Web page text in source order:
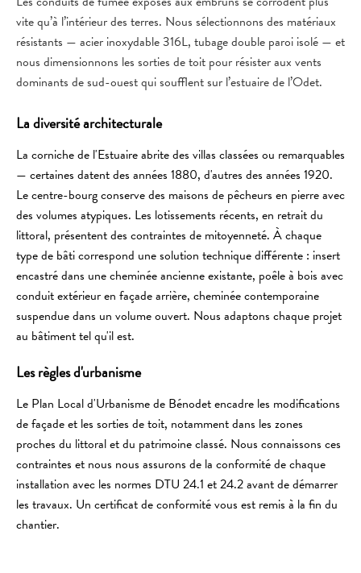
vite qu’à l’intérieur des terres. Nous sélectionnons des matériaux
résistants — acier inoxydable 316L, tubage double paroi isolé — et
nous dimensionnons les sorties de toit pour résister aux vents
dominants de sud-ouest qui soufflent sur l’estuaire de l’Odet.
La diversité architecturale
La corniche de l'Estuaire abrite des villas classées ou remarquables
— certaines datent des années 1880, d'autres des années 1920.
Le centre-bourg conserve des maisons de pêcheurs en pierre avec
des volumes atypiques. Les lotissements récents, en retrait du
littoral, présentent des contraintes de mitoyenneté. À chaque
type de bâti correspond une solution technique différente : insert
encastré dans une cheminée ancienne existante, poêle à bois avec
conduit extérieur en façade arrière, cheminée contemporaine
suspendue dans un volume ouvert. Nous adaptons chaque projet
au bâtiment tel qu'il est.
Les règles d'urbanisme
Le Plan Local d'Urbanisme de Bénodet encadre les modifications
de façade et les sorties de toit, notamment dans les zones
proches du littoral et du patrimoine classé. Nous connaissons ces
contraintes et nous nous assurons de la conformité de chaque
installation avec les normes DTU 24.1 et 24.2 avant de démarrer
les travaux. Un certificat de conformité vous est remis à la fin du
chantier.